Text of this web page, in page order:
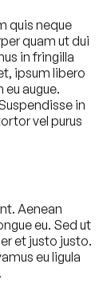
quis neque
quam ut dui
in fringilla
ipsum libero
augue.
in
vel purus
Aenean
eu. Sed ut
et justo justo.
eu ligula